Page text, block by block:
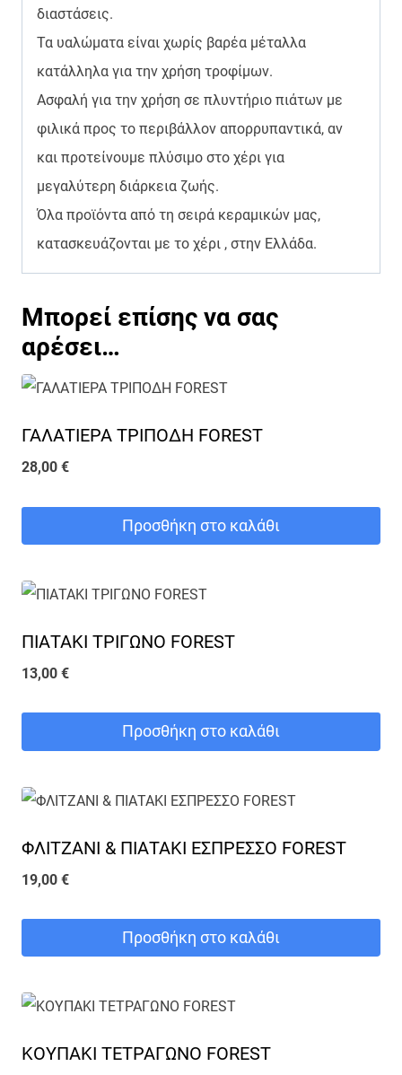
διαστάσεις.
Τα υαλώματα είναι χωρίς βαρέα μέταλλα
κατάλληλα για την χρήση τροφίμων.
Ασφαλή για την χρήση σε πλυντήριο πιάτων με
φιλικά προς το περιβάλλον απορρυπαντικά, αν
και προτείνουμε πλύσιμο στο χέρι για
μεγαλύτερη διάρκεια ζωής.
Όλα προϊόντα από τη σειρά κεραμικών μας,
κατασκευάζονται με το χέρι , στην Ελλάδα.
Μπορεί επίσης να σας
αρέσει…
ΓΑΛΑΤΙΕΡΑ ΤΡΙΠΟΔΗ FOREST
28,00 €
Προσθήκη στο καλάθι
ΠΙΑΤΑΚΙ ΤΡΙΓΩΝΟ FOREST
13,00 €
Προσθήκη στο καλάθι
ΦΛΙΤΖΑΝΙ & ΠΙΑΤΑΚΙ ΕΣΠΡΕΣΣΟ FOREST
19,00 €
Προσθήκη στο καλάθι
ΚΟΥΠΑΚΙ ΤΕΤΡΑΓΩΝΟ FOREST